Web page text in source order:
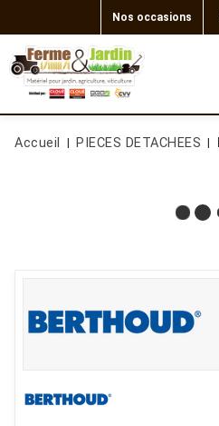
Nos occasions
Accueil PIECES DETACHEES